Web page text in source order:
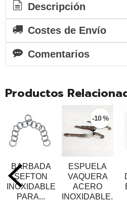
Descripción
Costes de Envío
Comentarios
Productos
BARBADA
SEFTON
INOXIDABLE
PARA...
-10 %
ESPUELA
VAQUERA
ACERO
INOXIDABLE...